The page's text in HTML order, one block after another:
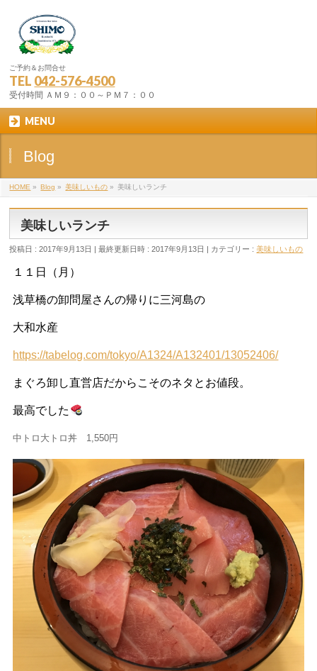
ご予約＆お問合せ
TEL 042-576-4500
受付時間 ＡＭ９：００～ＰＭ７：００
MENU
Blog
HOME » Blog » 美味しいもの » 美味しいランチ
美味しいランチ
投稿日 : 2017年9月13日 最終更新日時 : 2017年9月13日 カテゴリー :美味しいもの
１１日（月）
浅草橋の卸問屋さんの帰りに三河島の
大和水産
https://tabelog.com/tokyo/A1324/A132401/13052406/
まぐろ卸し直営店だからこそのネタとお値段。
最高でした
中トロ大トロ丼 1,550円